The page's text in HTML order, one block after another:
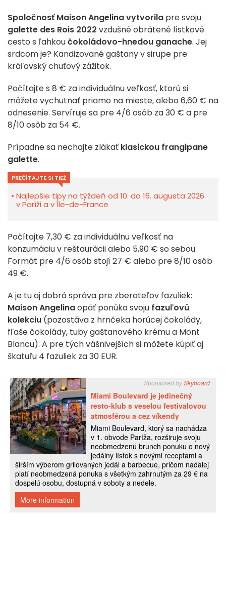
Spoločnosť Maison Angelinavytvorila pre svoju
galette des Rois 2022 vzdušné obrátené lístkové
cesto s ľahkoučokoládovo-hnedou ganache. Jej
srdcom je? Kandizované gaštany v sirupe pre
kráľovský chuťový zážitok.
Počítajte s 8 € za individuálnu veľkosť, ktorú si
môžete vychutnať priamo na mieste, alebo 6,60 € na
odnesenie. Servíruje sa pre 4/6 osôb za 30 € a pre
8/10 osôb za 54 €.
Prípadne sa nechajte zlákať klasickou frangipane
galette.
PREČÍTAJTE SI TIEŽ
Najlepšie tipy na týždeň od 10. do 16. augusta 2026
v Paríži a v Île-de-France
Počítajte 7,30 € za individuálnu veľkosť na
konzumáciu v reštaurácii alebo 5,90 € so sebou.
Formát pre 4/6 osôb stojí 27 € alebo pre 8/10 osôb
49 €.
A je tu aj dobrá správa pre zberateľov fazuliek:
Maison Angelinaopäť ponúka svoju fazuľovú
kolekciu (pozostáva z hrnčeka horúcej čokolády,
fľaše čokolády, tuby gaštanového krému a Mont
Blancu). A pre tých vášnivejších si môžete kúpiť aj
škatuľu 4 fazuliek za 30 EUR.